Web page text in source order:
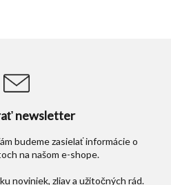
newsletter
budeme zasielať informácie o
na našom e-shope.